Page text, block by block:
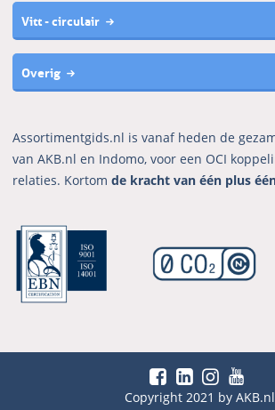
Vitt - circulair
Overig
Assortimentgids.nl is vanaf heden de
van AKB.nl en Indomo, voor een OCI
relaties. Kortomde kracht van één plus
Copyright 2021 by AKB.nl